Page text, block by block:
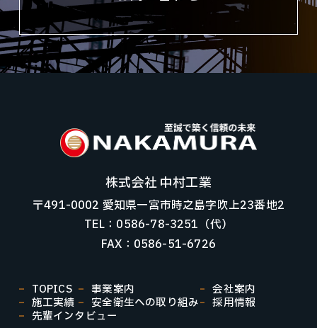
株式会社 中村工業
〒491-0002 愛知県一宮市時之島字吹上23番地2
TEL：0586-78-3251（代）
FAX：0586-51-6726
TOPICS 事業案内
会社案内
施工実績
安全衛生への取り組み
採用情報
先輩インタビュー